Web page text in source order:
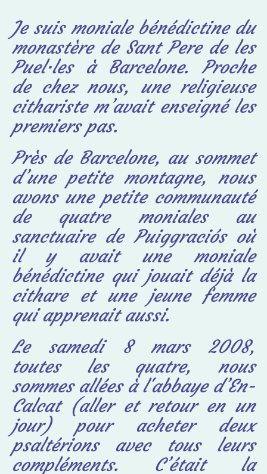
Je suis moniale bénédictine du
monastère de Sant Pere de les
Puel·les à Barcelone. Proche
de chez nous, une religieuse
cithariste m’avait enseigné les
premiers pas.
Près de Barcelone, au sommet
d’une petite montagne, nous
avons une petite communauté
de quatre moniales au
sanctuaire de Puiggraciós où
il y avait une moniale
bénédictine qui jouait déjà la
cithare et une jeune femme
qui apprenait aussi.
Le samedi 8 mars 2008,
toutes les quatre, nous
sommes allées à l'abbaye d’En-
Calcat (aller et retour en un
jour) pour acheter deux
psaltérions avec tous leurs
compléments. C’était la